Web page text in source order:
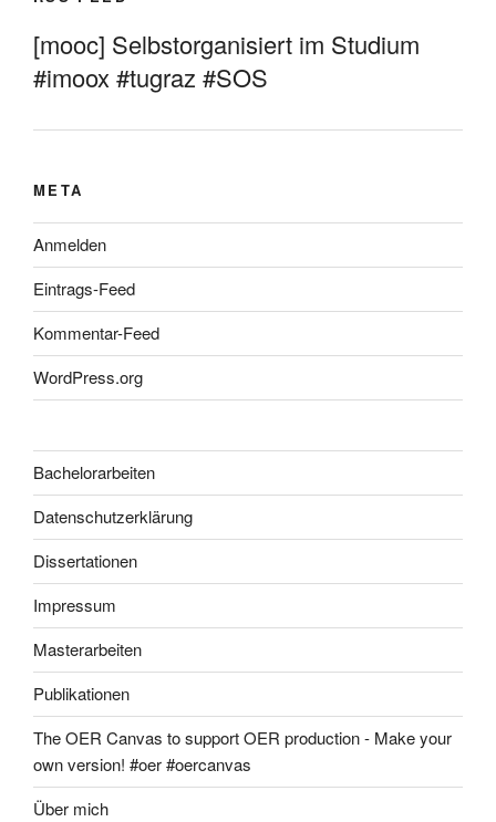
[mooc] Selbstorganisiert im Studium
#imoox #tugraz #SOS
META
Anmelden
Eintrags-Feed
Kommentar-Feed
WordPress.org
Bachelorarbeiten
Datenschutzerklärung
Dissertationen
Impressum
Masterarbeiten
Publikationen
The OER Canvas to support OER production - Make your
own version! #oer #oercanvas
Über mich